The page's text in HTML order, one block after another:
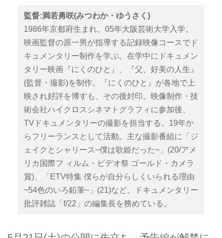
監督:満若勇咲(みつわか・ゆうさく)
1986年京都府生まれ。05年大阪芸術大学入学。
映画監督の原一男が指導する記録映像コースでド
キュメンタリー制作を学ぶ。在学中にドキュメン
タリー映画『にくのひと』、『父、好美の人生』
(監督・撮影)を制作。『にくのひと』が各地で上
映され好評を博すも、その後封印。映像制作・技
術会社ハイクロスシネマトグラフィに参加後、
TVドキュメンタリーの撮影を担当する。19年か
らフリーランスとして活動。主な撮影番組に「ジ
ェイクとシャリース~僕は歌姫だった~」(20/アメ
リカ国際フ ィルム・ビデオ祭 ゴールド・カメラ
賞)、「ETV特集 僕らが自分らしくいられる理由
~54色のいろ鉛筆~」(21)など。ドキュメンタリー
批評雑誌「f/22」の編集長を務めている。